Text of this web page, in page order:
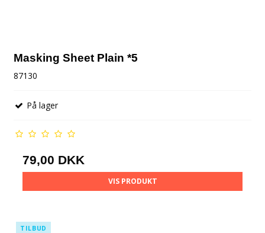
Masking Sheet Plain *5
87130
På lager
79,00 DKK
VIS PRODUKT
TILBUD